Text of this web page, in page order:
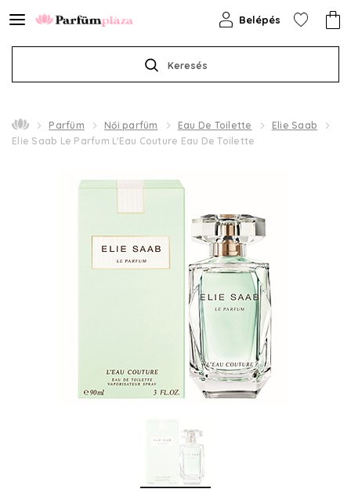
Keresés
Belépés
Parfüm Női parfüm Eau De Toilette
Elie Saab
Elie Saab Le Parfum L'Eau Couture Eau De Toilette